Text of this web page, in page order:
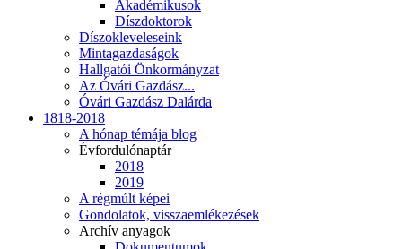
Akadémikusok
Díszdoktorok
Díszokleveleseink
Mintagazdaságok
Hallgatói Önkormányzat
Az Óvári Gazdász...
Óvári Gazdász Dalárda
1818-2018
A hónap témája blog
Évfordulónaptár
2018
2019
A régmúlt képei
Gondolatok, visszaemlékezések
Archív anyagok